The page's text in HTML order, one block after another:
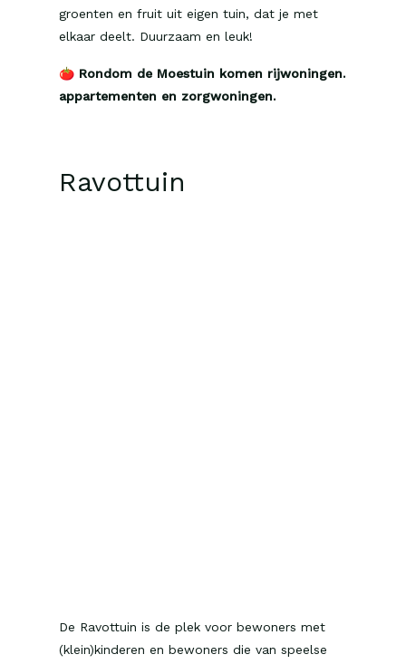
groenten en fruit uit eigen tuin, dat je met
elkaar deelt. Duurzaam en leuk!
🍅 Rondom de Moestuin komen rijwoningen.
appartementen en zorgwoningen.
Ravottuin
De Ravottuin is de plek voor bewoners met
(klein)kinderen en bewoners die van speelse